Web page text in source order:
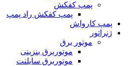
پمپ کفکش
پمپ کفکش راد پمپ
پمپ کارواش
ژنراتور
موتور برق
موتوربرق بنزینی
موتوربرق سایلنت